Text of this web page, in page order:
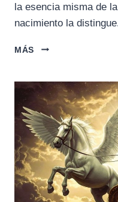
la esencia misma de
nacimiento la
MÁS
ATENEA:
Y
EL
EQUILIBRIO
DE
LA
RAZÓN